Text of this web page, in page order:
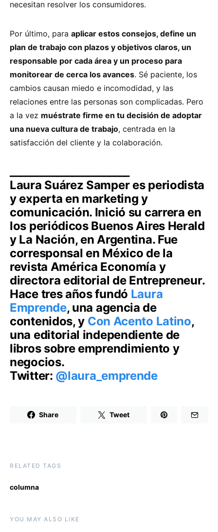
necesitan resolver los consumidores.
Por último, para aplicar estos consejos, define un
plan de trabajo con plazos y objetivos claros, un
responsable por cada área y un proceso para
monitorear de cerca los avances. Sé paciente, los
cambios causan miedo e incomodidad, y las
relaciones entre las personas son complicadas. Pero
a la vez muéstrate firme en tu decisión de adoptar
una nueva cultura de trabajo, centrada en la
satisfacción del cliente y la colaboración.
Laura Suárez Samper es periodista
y experta en marketing y
comunicación. Inició su carrera en
los periódicos Buenos Aires Herald
y La Nación, en Argentina. Fue
corresponsal en México de la
revista América Economía y
directora editorial de Entrepreneur.
Hace tres años fundó Laura
Emprende, una agencia de
contenidos, y Con Acento Latino,
una editorial independiente de
libros sobre emprendimiento y
negocios.
Twitter: @laura_emprende
Share Tweet
RELATED TAGS
columna
YOU MAY ALSO LIKE